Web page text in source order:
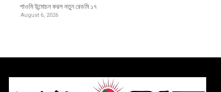
শাওমি উন্মোচন করল নতুন রেডমি ১৭
August 6, 2026